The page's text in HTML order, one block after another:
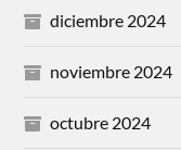
diciembre 2024
noviembre 2024
octubre 2024